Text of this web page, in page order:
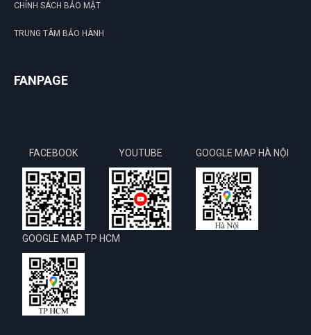
CHÍNH SÁCH BẢO MẬT
TRUNG TÂM BẢO HÀNH
FANPAGE
FACEBOOK YOUTUBE GOOGLE MAP HÀ NỘI
GOOGLE MAP TP HCM